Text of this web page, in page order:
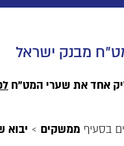
מבנק ישראל
אחד את שערי המט"ח
בסעיף ממשקים > יבוא